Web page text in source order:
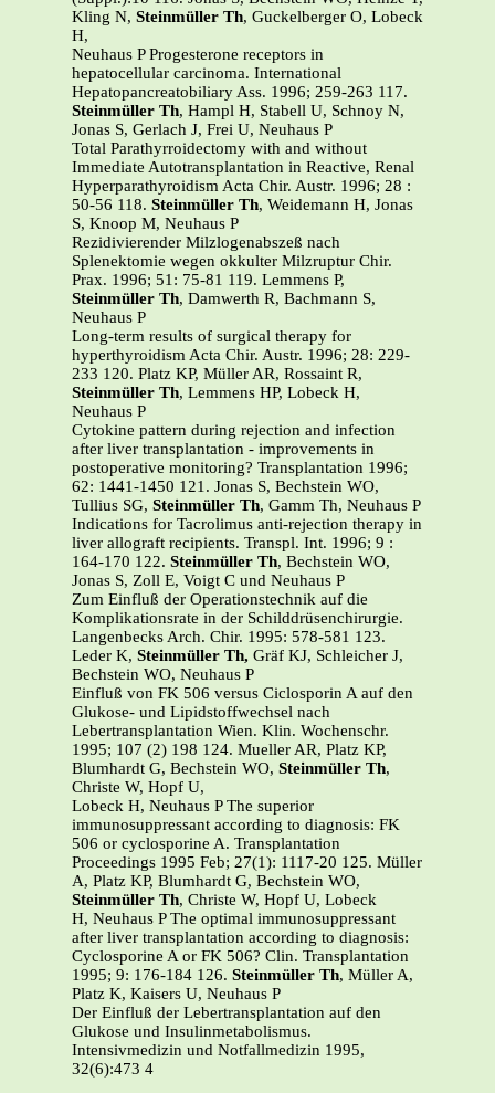
Kling N, Steinmüller Th, Guckelberger O, Lobeck
H,
Neuhaus P Progesterone receptors in
hepatocellular carcinoma. International
Hepatopancreatobiliary Ass. 1996; 259-263 117.
Steinmüller Th, Hampl H, Stabell U, Schnoy N,
Jonas S, Gerlach J, Frei U, Neuhaus P
Total Parathyrroidectomy with and without
Immediate Autotransplantation in Reactive, Renal
Hyperparathyroidism Acta Chir. Austr. 1996; 28 :
50-56 118. Steinmüller Th, Weidemann H, Jonas
S, Knoop M, Neuhaus P
Rezidivierender Milzlogenabszeß nach
Splenektomie wegen okkulter Milzruptur Chir.
Prax. 1996; 51: 75-81 119. Lemmens P,
Steinmüller Th, Damwerth R, Bachmann S,
Neuhaus P
Long-term results of surgical therapy for
hyperthyroidism Acta Chir. Austr. 1996; 28: 229-
233 120. Platz KP, Müller AR, Rossaint R,
Steinmüller Th, Lemmens HP, Lobeck H,
Neuhaus P
Cytokine pattern during rejection and infection
after liver transplantation - improvements in
postoperative monitoring? Transplantation 1996;
62: 1441-1450 121. Jonas S, Bechstein WO,
Tullius SG, Steinmüller Th, Gamm Th, Neuhaus P
Indications for Tacrolimus anti-rejection therapy in
liver allograft recipients. Transpl. Int. 1996; 9 :
164-170 122. Steinmüller Th, Bechstein WO,
Jonas S, Zoll E, Voigt C und Neuhaus P
Zum Einfluß der Operationstechnik auf die
Komplikationsrate in der Schilddrüsenchirurgie.
Langenbecks Arch. Chir. 1995: 578-581 123.
Leder K, Steinmüller Th, Gräf KJ, Schleicher J,
Bechstein WO, Neuhaus P
Einfluß von FK 506 versus Ciclosporin A auf den
Glukose- und Lipidstoffwechsel nach
Lebertransplantation Wien. Klin. Wochenschr.
1995; 107 (2) 198 124. Mueller AR, Platz KP,
Blumhardt G, Bechstein WO, Steinmüller Th,
Christe W, Hopf U,
Lobeck H, Neuhaus P The superior
immunosuppressant according to diagnosis: FK
506 or cyclosporine A. Transplantation
Proceedings 1995 Feb; 27(1): 1117-20 125. Müller
A, Platz KP, Blumhardt G, Bechstein WO,
Steinmüller Th, Christe W, Hopf U, Lobeck
H, Neuhaus P The optimal immunosuppressant
after liver transplantation according to diagnosis:
Cyclosporine A or FK 506? Clin. Transplantation
1995; 9: 176-184 126. Steinmüller Th, Müller A,
Platz K, Kaisers U, Neuhaus P
Der Einfluß der Lebertransplantation auf den
Glukose und Insulinmetabolismus.
Intensivmedizin und Notfallmedizin 1995,
32(6):473 4